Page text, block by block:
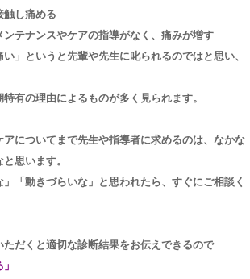
触し痛める
ンテナンスやケアの指導がなく、痛みが増す
い」というと先輩や先生に叱られるのではと思い、
有の理由によるものが多く見られます。
についてまで先生や指導者に求めるのは、なかな
思います。
「動きづらいな」と思われたら、すぐにご相談く
ただくと適切な診断結果をお伝えできるので